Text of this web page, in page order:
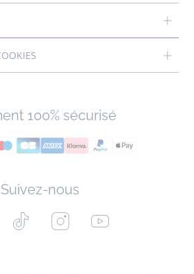
100% sécurisé
Suivez-nous
Tiktok InstagramYoutube